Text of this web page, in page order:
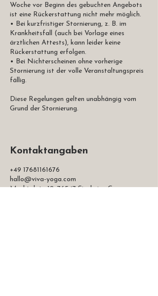
Woche vor Beginn des gebuchten Angebots
ist eine Rückerstattung nicht mehr möglich.
• Bei kurzfristiger Stornierung, z. B. im
Krankheitsfall (auch bei Vorlage eines
ärztlichen Attests), kann leider keine
Rückerstattung erfolgen.
• Bei Nichterscheinen ohne vorherige
Stornierung ist der volle Veranstaltungspreis
fällig.
Diese Regelungen gelten unabhängig vom
Grund der Stornierung.
Kontaktangaben
+49 17681161676
hallo@viva-yoga.com
Marktplatz 12, 76547 Sinzheim, Germany